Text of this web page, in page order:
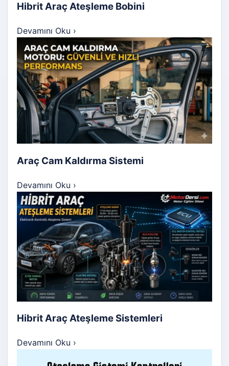
Hibrit Araç Ateşleme Bobini
Devamını Oku ›
Araç Cam Kaldırma Sistemi
Devamını Oku ›
Hibrit Araç Ateşleme Sistemleri
Devamını Oku ›